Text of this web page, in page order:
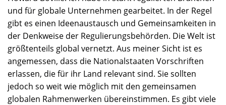
und für globale Unternehmen gearbeitet. In der Regel
gibt es einen Ideenaustausch und Gemeinsamkeiten in
der Denkweise der Regulierungsbehörden. Die Welt ist
größtenteils global vernetzt. Aus meiner Sicht ist es
angemessen, dass die Nationalstaaten Vorschriften
erlassen, die für ihr Land relevant sind. Sie sollten
jedoch so weit wie möglich mit den gemeinsamen
globalen Rahmenwerken übereinstimmen. Es gibt viele